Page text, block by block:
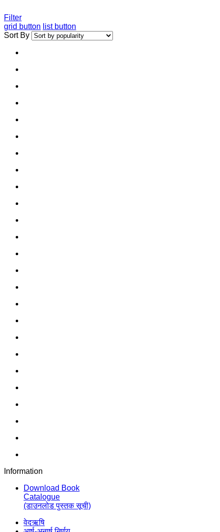
Filter
grid button list button
Sort By
Information
Download Book
Catalogue
(डाउनलोड पुस्तक सूची)
वेदऋषि